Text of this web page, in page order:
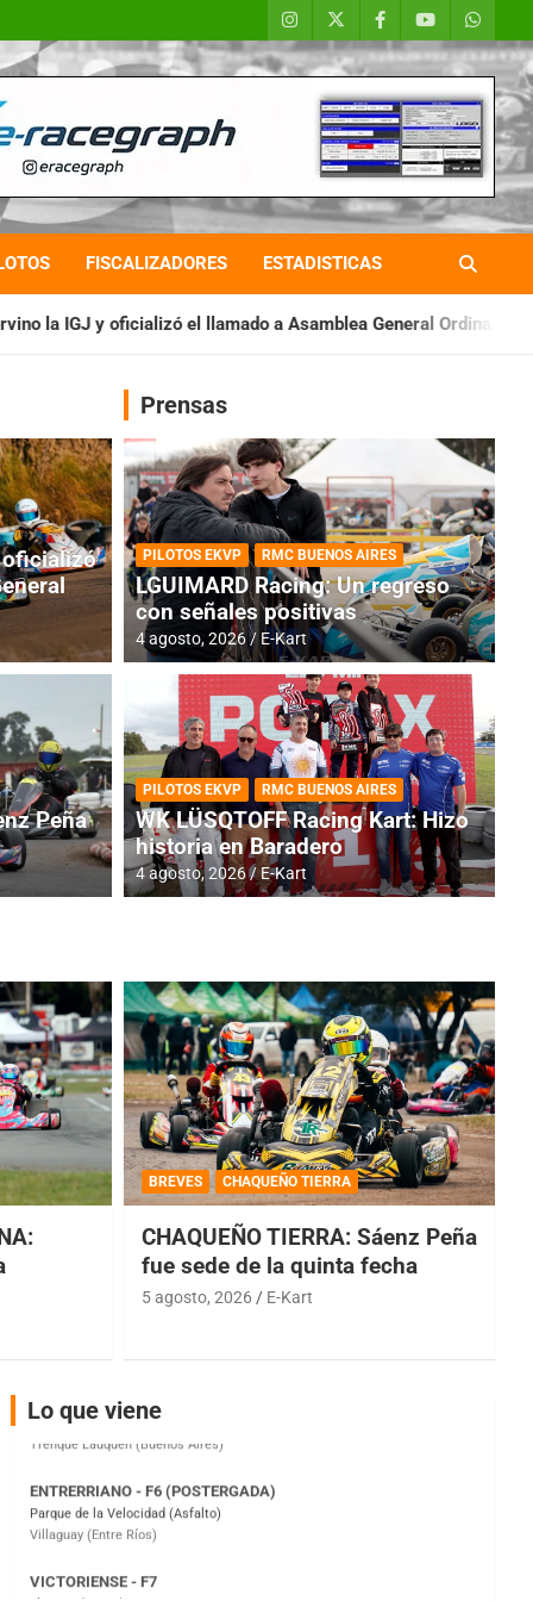
FISCALIZADORES ESTADISTICAS
llamado a Asamblea General Ordinaria IAME SERIES
RMC BUENOS AIRES
Cerró una jornada
oficializó
Peña
Prensas
PILOTOS EKVP RMC BUENOS AIRES
LGUIMARD Racing: Un regreso
con señales positivas
4 agosto, 2026 E-Kart
PILOTOS EKVP RMC BUENOS AIRES
WK LÜSQTOFF Racing Kart: Hizo
historia en Baradero
4 agosto, 2026 E-Kart
BREVES CHAQUEÑO TIERRA
CHAQUEÑO TIERRA: Sáenz Peña
fue sede de la quinta fecha
5 agosto, 2026 E-Kart
Lo que viene
COBERTURA ESPECIAL DE E-KART.COM.AR
08/09-AGO
IAME SERIES ARGENTINA 6
Ramiro Tot (Asfalto)
Parque de la Velocidad (Asfalto)
Victoria (Entre Ríos)